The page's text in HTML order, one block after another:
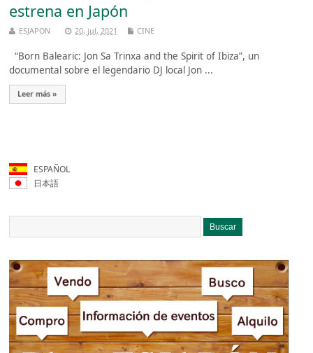
estrena en Japón
ESJAPON 20, jul, 2021 CINE
“Born Balearic: Jon Sa Trinxa and the Spirit of Ibiza”, un
documental sobre el legendario DJ local Jon ...
Leer más »
ESPAÑOL
日本語